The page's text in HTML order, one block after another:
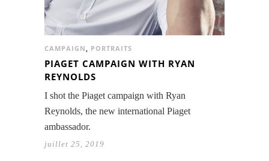
CAMPAIGN PORTRAITS
PIAGET CAMPAIGN WITH RYAN
REYNOLDS
I shot the Piaget campaign with Ryan
Reynolds, the new international Piaget
ambassador.
juillet 25, 2019